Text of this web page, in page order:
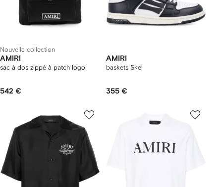
Nouvelle collection
AMIRI
sac à dos zippé à patch logo
542 €
AMIRI
baskets Skel
355 €